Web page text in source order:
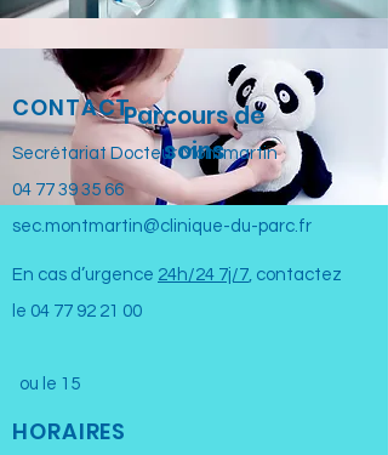
Parcours de
soins
CONTACT
Secrétariat Docteur Montmartin
04 77 39 35 66
sec.montmartin@clinique-du-parc.fr
En cas d’urgence 24h/24 7j/7, contactez
le 04 77 92 21 00
ou le 15
HORAIRES